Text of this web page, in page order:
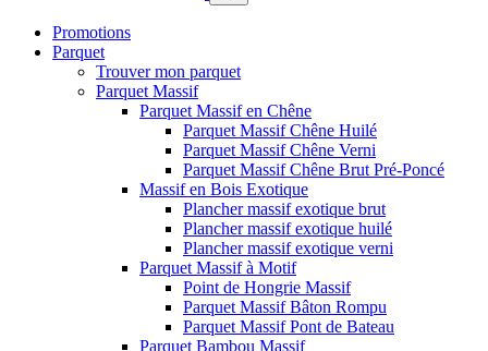
Promotions
Parquet
Trouver mon parquet
Parquet Massif
Parquet Massif en Chêne
Parquet Massif Chêne Huilé
Parquet Massif Chêne Verni
Parquet Massif Chêne Brut Pré-Poncé
Massif en Bois Exotique
Plancher massif exotique brut
Plancher massif exotique huilé
Plancher massif exotique verni
Parquet Massif à Motif
Point de Hongrie Massif
Parquet Massif Bâton Rompu
Parquet Massif Pont de Bateau
Parquet Bambou Massif